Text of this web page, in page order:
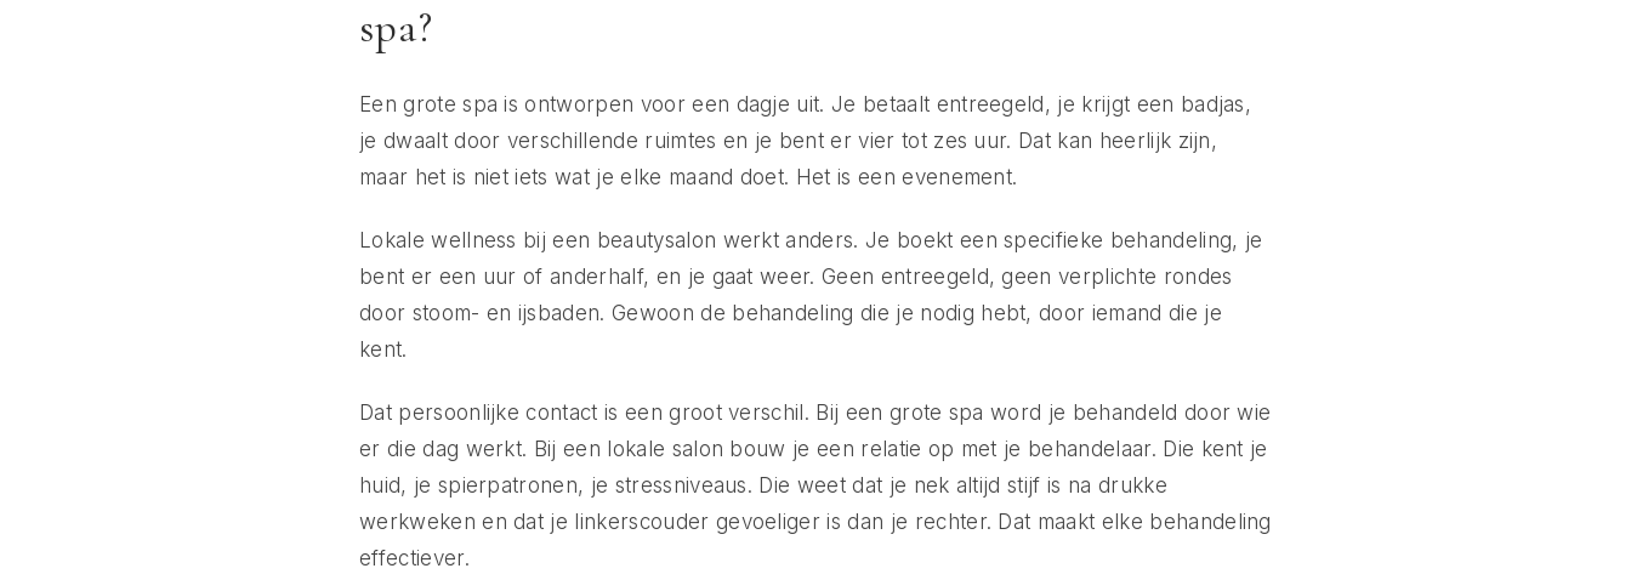
spa?
Een grote spa is ontworpen voor een dagje uit. Je betaalt entreegeld, je krijgt een badjas,
je dwaalt door verschillende ruimtes en je bent er vier tot zes uur. Dat kan heerlijk zijn,
maar het is niet iets wat je elke maand doet. Het is een evenement.
Lokale wellness bij een beautysalon werkt anders. Je boekt een specifieke behandeling, je
bent er een uur of anderhalf, en je gaat weer. Geen entreegeld, geen verplichte rondes
door stoom- en ijsbaden. Gewoon de behandeling die je nodig hebt, door iemand die je
kent.
Dat persoonlijke contact is een groot verschil. Bij een grote spa word je behandeld door wie
er die dag werkt. Bij een lokale salon bouw je een relatie op met je behandelaar. Die kent je
huid, je spierpatronen, je stressniveaus. Die weet dat je nek altijd stijf is na drukke
werkweken en dat je linkerscouder gevoeliger is dan je rechter. Dat maakt elke behandeling
effectiever.